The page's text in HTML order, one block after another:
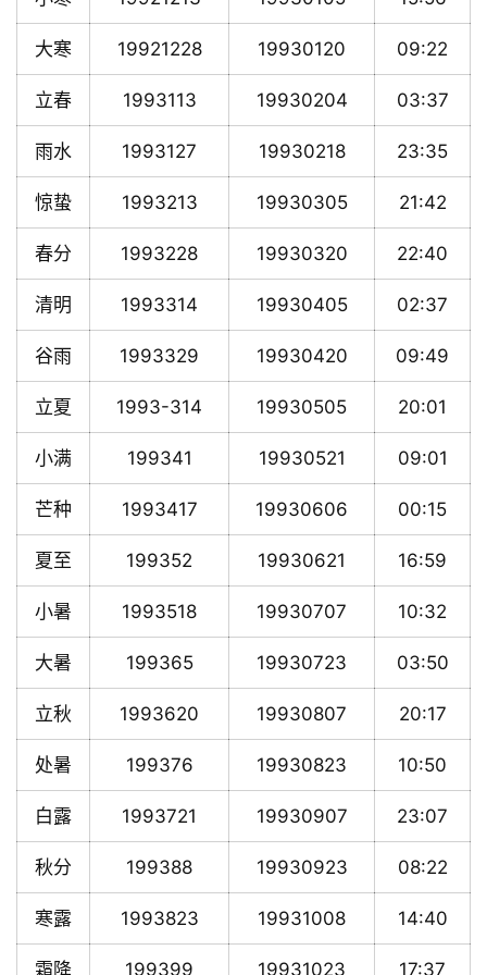
大寒 19921228 19930120 09:22
立春 1993113 19930204 03:37
雨水 1993127 19930218 23:35
惊蛰 1993213 19930305 21:42
春分 1993228 19930320 22:40
清明 1993314 19930405 02:37
谷雨 1993329 19930420 09:49
立夏 1993-314 19930505 20:01
小满 199341 19930521 09:01
芒种 1993417 19930606 00:15
夏至 199352 19930621 16:59
小暑 1993518 19930707 10:32
大暑 199365 19930723 03:50
立秋 1993620 19930807 20:17
处暑 199376 19930823 10:50
白露 1993721 19930907 23:07
秋分 199388 19930923 08:22
寒露 1993823 19931008 14:40
霜降 199399 19931023 17:37